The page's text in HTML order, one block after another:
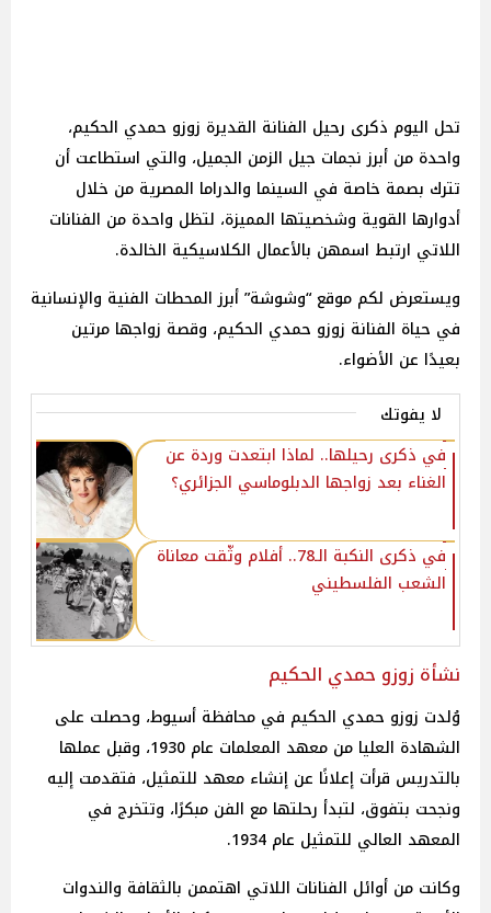
تحل اليوم ذكرى رحيل الفنانة القديرة زوزو حمدي الحكيم،
واحدة من أبرز نجمات جيل الزمن الجميل، والتي استطاعت أن
تترك بصمة خاصة في السينما والدراما المصرية من خلال
أدوارها القوية وشخصيتها المميزة، لتظل واحدة من الفنانات
اللاتي ارتبط اسمهن بالأعمال الكلاسيكية الخالدة.
ويستعرض لكم موقع “وشوشة” أبرز المحطات الفنية والإنسانية
في حياة الفنانة زوزو حمدي الحكيم، وقصة زواجها مرتين
بعيدًا عن الأضواء.
لا يفوتك
في ذكرى رحيلها.. لماذا ابتعدت وردة عن
الغناء بعد زواجها الدبلوماسي الجزائري؟
في ذكرى النكبة الـ78.. أفلام وثّقت معاناة
الشعب الفلسطيني
نشأة زوزو حمدي الحكيم
وُلدت زوزو حمدي الحكيم في محافظة أسيوط، وحصلت على
الشهادة العليا من معهد المعلمات عام 1930، وقبل عملها
بالتدريس قرأت إعلانًا عن إنشاء معهد للتمثيل، فتقدمت إليه
ونجحت بتفوق، لتبدأ رحلتها مع الفن مبكرًا، وتتخرج في
المعهد العالي للتمثيل عام 1934.
وكانت من أوائل الفنانات اللاتي اهتممن بالثقافة والندوات